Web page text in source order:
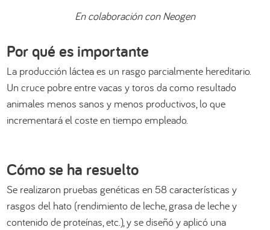
En colaboración con Neogen
Por qué es importante
La producción láctea es un rasgo parcialmente hereditario.
Un cruce pobre entre vacas y toros da como resultado
animales menos sanos y menos productivos, lo que
incrementará el coste en tiempo empleado.
Cómo se ha resuelto
Se realizaron pruebas genéticas en 58 características y
rasgos del hato (rendimiento de leche, grasa de leche y
contenido de proteínas, etc.), y se diseñó y aplicó una